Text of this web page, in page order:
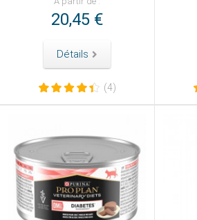
20,45 €
Détails
(4)